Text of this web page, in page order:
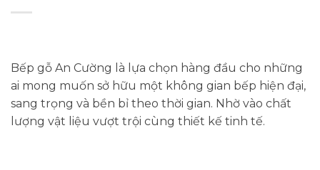
Bếp gỗ An Cường là lựa chọn hàng đầu cho những
ai mong muốn sở hữu một không gian bếp hiện đại,
sang trọng và bền bỉ theo thời gian. Nhờ vào chất
lượng vật liệu vượt trội cùng thiết kế tinh tế.